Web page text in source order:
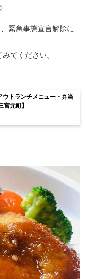
緊急事態宣言解除に
てください。
ウトランチメニュー・弁当
宮元町】